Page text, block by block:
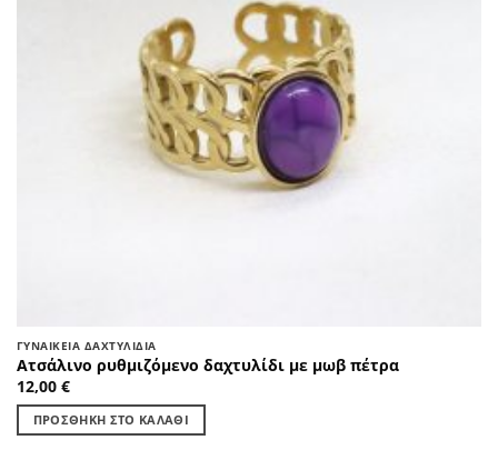
ΓΥΝΑΙΚΕΊΑ ΔΑΧΤΥΛΊΔΙΑ
Ατσάλινο ρυθμιζόμενο δαχτυλίδι με μωβ πέτρα
12,00 €
ΠΡΟΣΘΉΚΗ ΣΤΟ ΚΑΛΆΘΙ